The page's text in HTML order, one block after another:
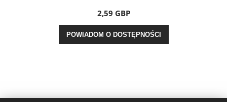
2,59 GBP
POWIADOM O DOSTĘPNOŚCI